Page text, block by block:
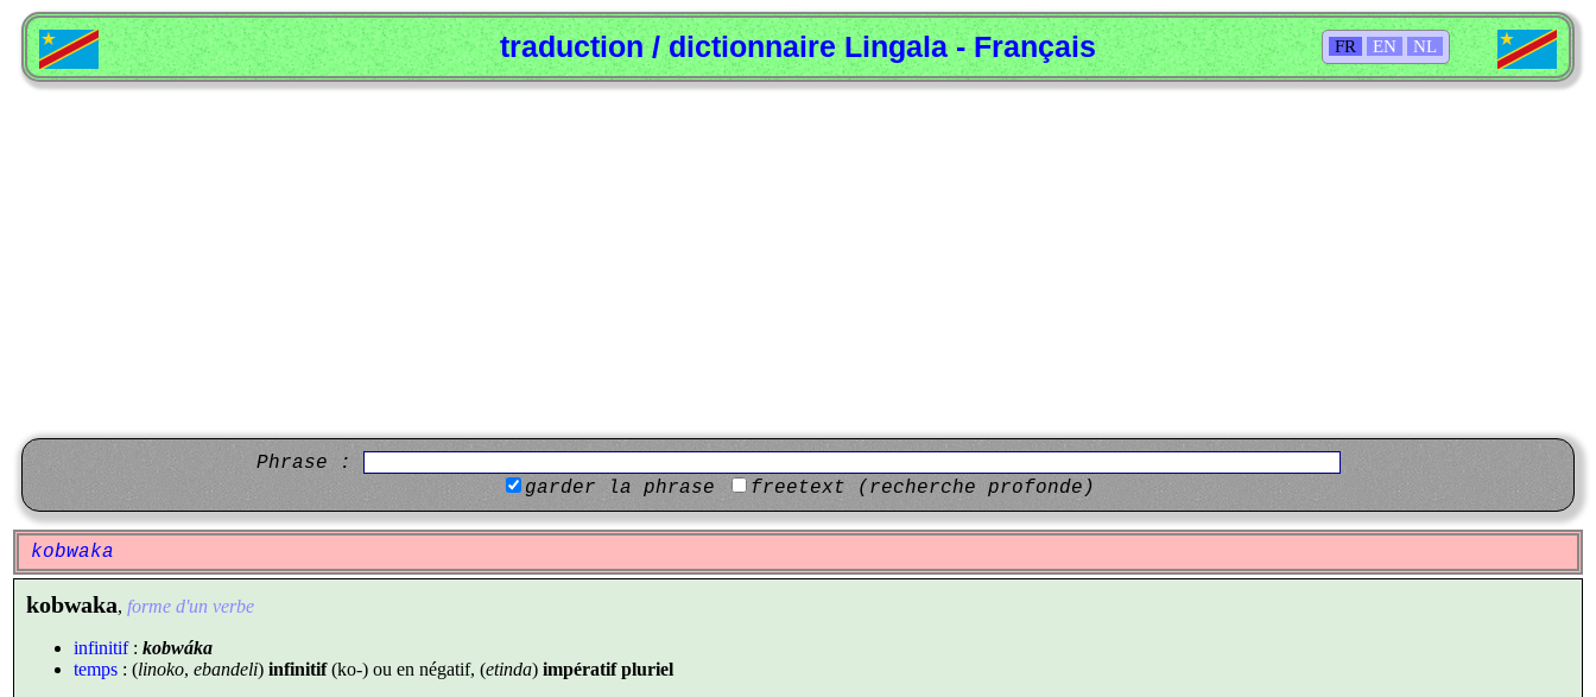
FR EN NL
traduction / dictionnaire Lingala - Français
Phrase :
garder la phrase
freetext (recherche profonde)
kobwaka
kobwaka, forme d'un verbe
infinitif: kobwáka
temps : (linoko, ebandeli) infinitif(ko-) ou en négatif, (etinda) impératif pluriel